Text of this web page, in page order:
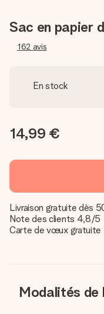
Sac en papier
162 avis
En stock
14,99 €
Livraison gratuite dès
Note des clients 4,8/5
Carte de vœux gratuite
Modalités de